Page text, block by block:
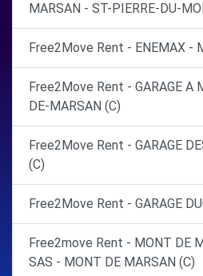
MARSAN - ST-PIERRE-DU-
Free2Move Rent - ENEMAX -
Free2Move Rent - GARAGE A
DE-MARSAN (C)
Free2Move Rent - GARAGE
(C)
Free2Move Rent - GARAGE
Free2move Rent - MONT DE
SAS - MONT DE MARSAN (C)